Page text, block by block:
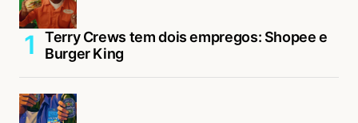
Terry Crews tem dois empregos: Shopee e
Burger King